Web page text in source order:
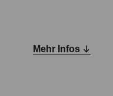
Mehr Infos